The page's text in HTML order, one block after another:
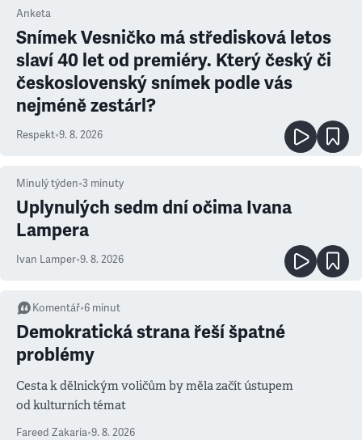
Anketa
Snímek Vesničko má středisková letos
slaví 40 let od premiéry. Který český či
československý snímek podle vás
nejméně zestárl?
Respekt•9. 8. 2026
Minulý týden•3 minuty
Uplynulých sedm dní očima Ivana
Lampera
Ivan Lamper•9. 8. 2026
Komentář•6 minut
Demokratická strana řeší špatné
problémy
Cesta k dělnickým voličům by měla začít ústupem
od kulturních témat
Fareed Zakaria•9. 8. 2026